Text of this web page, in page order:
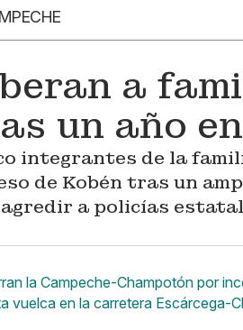
a
un año
integrantes de la
de Kobén tras un
a policías
la Campeche-Champotón por
vuelca en la carretera Escárcega-